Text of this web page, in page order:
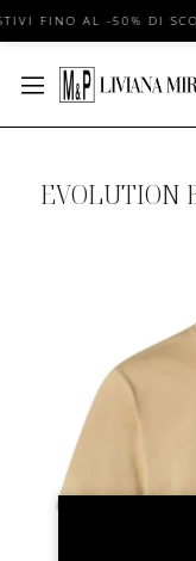
FINO AL -50% DI
EVOLUTION